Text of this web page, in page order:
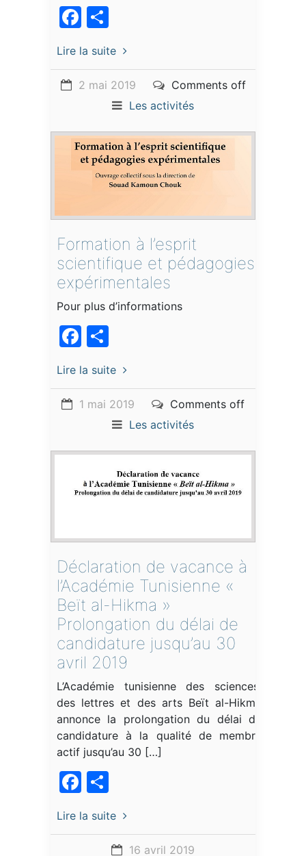
Facebook
Lire la suite
2 mai 2019
Comments off
Les activités
Formation à l’esprit
scientifique et pédagogies
expérimentales
Pour plus d’informations
Facebook
Lire la suite
1 mai 2019
Comments off
Les activités
Déclaration de vacance à
l’Académie Tunisienne «
Beït al-Hikma »
Prolongation du délai de
candidature jusqu’au 30
avril 2019
L’Académie tunisienne des sciences,
des lettres et des arts Beït al-Hikma
annonce la prolongation du délai de
candidature à la qualité de membre
actif jusqu’au 30 […]
Facebook
Lire la suite
16 avril 2019